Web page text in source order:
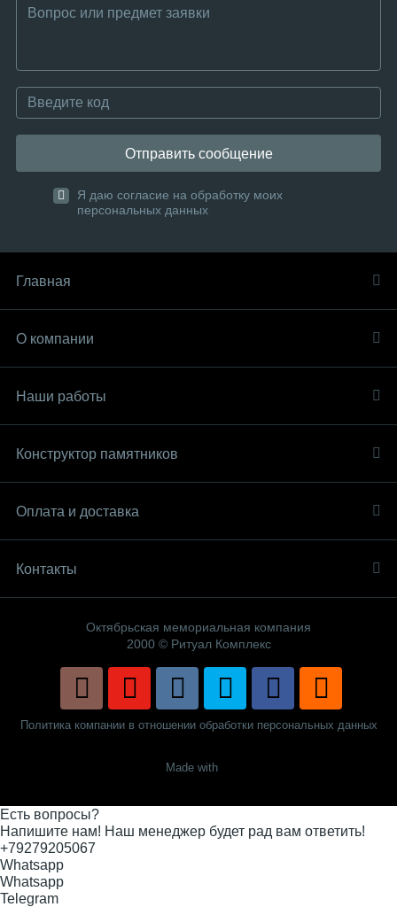
Отправить сообщение
Я даю согласие на обработку моих
персональных данных
Главная
О компании
Наши работы
Конструктор памятников
Оплата и доставка
Контакты
Октябрьская мемориальная компания
2000 © Ритуал Комплекс
Политика компании в отношении обработки персональных данных
Made with
Есть вопросы?
Напишите нам! Наш менеджер будет рад вам ответить!
+79279205067
Whatsapp
Whatsapp
Telegram